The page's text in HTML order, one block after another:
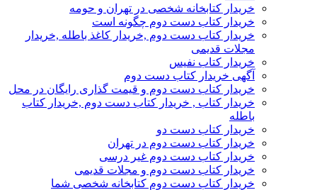
خریدار کتابخانه شخصی در تهران و حومه
خریدار کتاب دست دوم چگونه است
خریدار کتاب دست دوم ,خریدار کاغذ باطله ,خریدار
مجلات قدیمی
خریدار کتاب نفیس
آگهی خریدار کتاب دست دوم
خریدار کتاب دست دوم و قیمت گذاری رایگان در محل
خریدار کتاب , خریدار کتاب دست دوم ,خریدار کتاب
باطله
خریدار کتاب دست دو
خریدار کتاب دست دوم در تهران
خریدار کتاب دست دوم غیر درسی
خریدار کتاب دست دوم و مجلات قدیمی
خریدار کتاب دست دوم کتابخانه شخصی شما